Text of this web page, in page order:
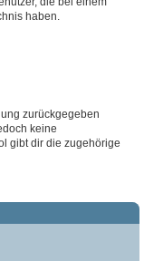
haben.
zurückgegeben
keine
gibt dir die zugehörige